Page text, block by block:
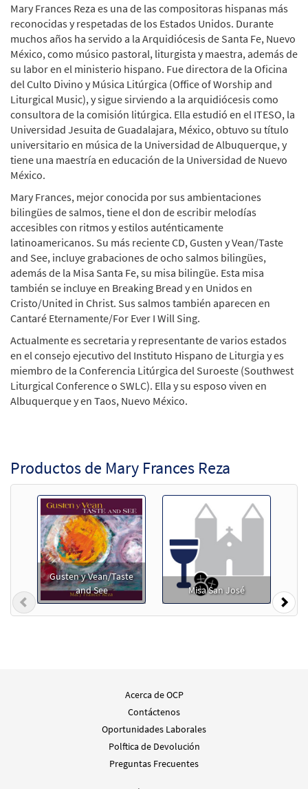
Mary Frances Reza es una de las compositoras hispanas más
reconocidas y respetadas de los Estados Unidos. Durante
muchos años ha servido a la Arquidiócesis de Santa Fe, Nuevo
México, como músico pastoral, liturgista y maestra, además de
su labor en el ministerio hispano. Fue directora de la Oficina
del Culto Divino y Música Litúrgica (Office of Worship and
Liturgical Music), y sigue sirviendo a la arquidiócesis como
consultora de la comisión litúrgica. Ella estudió en el ITESO, la
Universidad Jesuita de Guadalajara, México, obtuvo su título
universitario en música de la Universidad de Albuquerque, y
tiene una maestría en educación de la Universidad de Nuevo
México.
Mary Frances, mejor conocida por sus ambientaciones
bilingües de salmos, tiene el don de escribir melodías
accesibles con ritmos y estilos auténticamente
latinoamericanos. Su más reciente CD, Gusten y Vean/Taste
and See, incluye grabaciones de ocho salmos bilingües,
además de la Misa Santa Fe, su misa bilingüe. Esta misa
también se incluye en Breaking Bread y en Unidos en
Cristo/United in Christ. Sus salmos también aparecen en
Cantaré Eternamente/For Ever I Will Sing.
Actualmente es secretaria y representante de varios estados
en el consejo ejecutivo del Instituto Hispano de Liturgia y es
miembro de la Conferencia Litúrgica del Suroeste (Southwest
Liturgical Conference o SWLC). Ella y su esposo viven en
Albuquerque y en Taos, Nuevo México.
Productos de Mary Frances Reza
Gusten y Vean/Taste
and See
Misa San José
Previous
Acerca de OCP
Contáctenos
Oportunidades Laborales
Polftica de Devolución
Preguntas Frecuentes